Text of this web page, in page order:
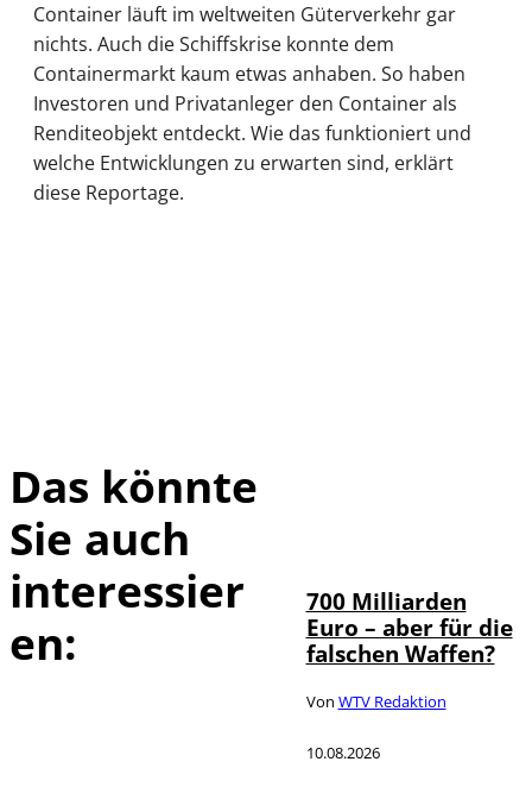
Container läuft im weltweiten Güterverkehr gar
nichts. Auch die Schiffskrise konnte dem
Containermarkt kaum etwas anhaben. So haben
Investoren und Privatanleger den Container als
Renditeobjekt entdeckt. Wie das funktioniert und
welche Entwicklungen zu erwarten sind, erklärt
diese Reportage.
Das könnte
Sie auch
interessier
en:
700 Milliarden
Euro – aber für die
falschen Waffen?
Von WTV Redaktion
10.08.2026